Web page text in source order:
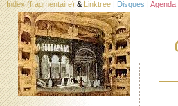
Index (fragmentaire) & Linktree | Disques |